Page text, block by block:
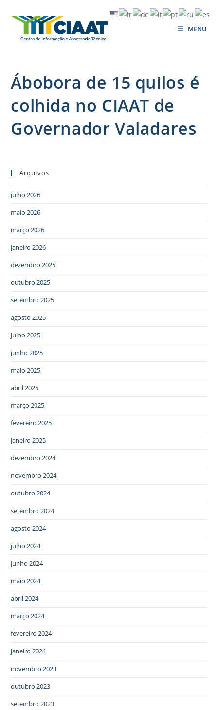
MENU
Ábobora de 15 quilos é
colhida no CIAAT de
Governador Valadares
Arquivos
julho 2026
maio 2026
março 2026
janeiro 2026
dezembro 2025
outubro 2025
setembro 2025
agosto 2025
julho 2025
junho 2025
maio 2025
abril 2025
março 2025
fevereiro 2025
janeiro 2025
dezembro 2024
novembro 2024
outubro 2024
setembro 2024
agosto 2024
julho 2024
junho 2024
maio 2024
abril 2024
março 2024
fevereiro 2024
janeiro 2024
novembro 2023
outubro 2023
setembro 2023